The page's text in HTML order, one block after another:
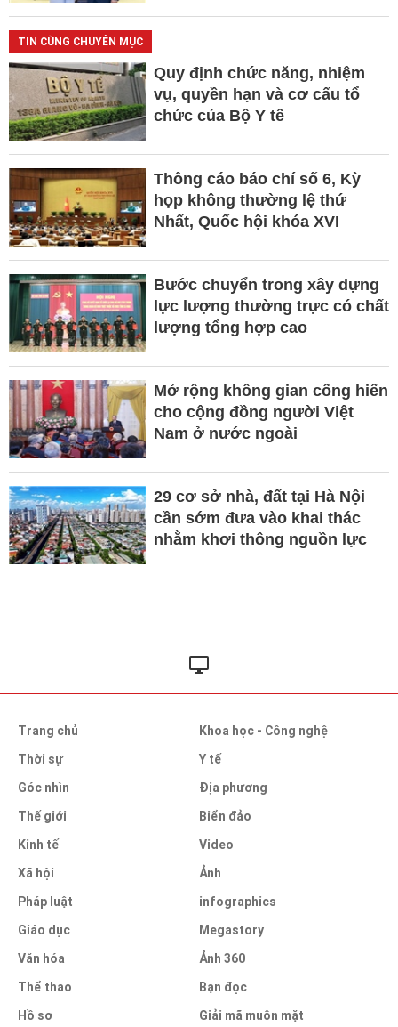
TIN CÙNG CHUYÊN MỤC
Quy định chức năng, nhiệm
vụ, quyền hạn và cơ cấu tổ
chức của Bộ Y tế
Thông cáo báo chí số 6, Kỳ
họp không thường lệ thứ
Nhất, Quốc hội khóa XVI
Bước chuyển trong xây dựng
lực lượng thường trực có chất
lượng tổng hợp cao
Mở rộng không gian cống hiến
cho cộng đồng người Việt
Nam ở nước ngoài
29 cơ sở nhà, đất tại Hà Nội
cần sớm đưa vào khai thác
nhằm khơi thông nguồn lực
Trang chủ
Thời sự
Góc nhìn
Thế giới
Kinh tế
Xã hội
Pháp luật
Giáo dục
Văn hóa
Thể thao
Hồ sơ
Khoa học - Công nghệ
Y tế
Địa phương
Biển đảo
Video
Ảnh
infographics
Megastory
Ảnh 360
Bạn đọc
Giải mã muôn mặt